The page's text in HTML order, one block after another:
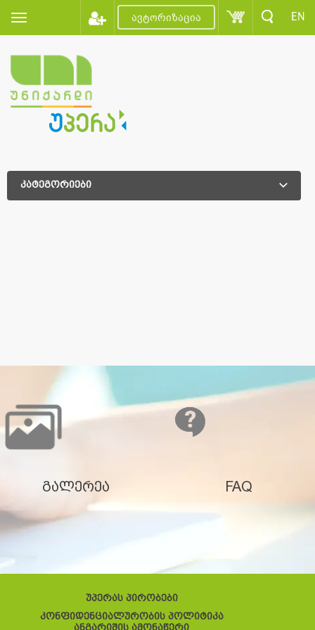
ავტორიზაცია EN
კატეგორიები
გალერეა FAQ
უპერას პირობები
კონფიდენციალურობის პოლიტიკა
ანგარიშის ამონაწერი